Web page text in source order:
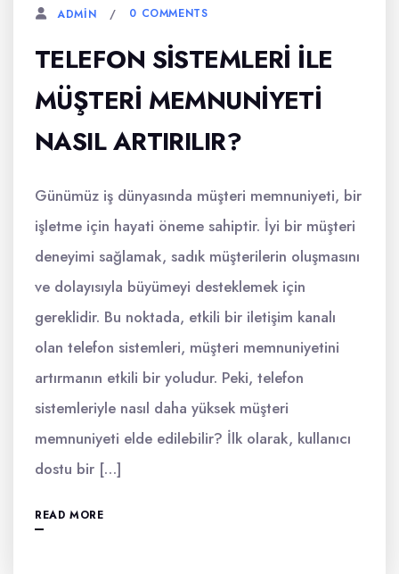
ADMIN 0 COMMENTS
TELEFON SISTEMLERI İLE
MÜŞTERI MEMNUNIYETI
NASIL ARTIRILIR?
Günümüz iş dünyasında müşteri memnuniyeti, bir
işletme için hayati öneme sahiptir. İyi bir müşteri
deneyimi sağlamak, sadık müşterilerin oluşmasını
ve dolayısıyla büyümeyi desteklemek için
gereklidir. Bu noktada, etkili bir iletişim kanalı
olan telefon sistemleri, müşteri memnuniyetini
artırmanın etkili bir yoludur. Peki, telefon
sistemleriyle nasıl daha yüksek müşteri
memnuniyeti elde edilebilir? İlk olarak, kullanıcı
dostu bir […]
READ MORE